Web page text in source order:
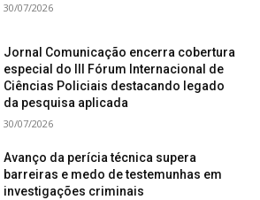
30/07/2026
Jornal Comunicação encerra cobertura
especial do III Fórum Internacional de
Ciências Policiais destacando legado
da pesquisa aplicada
30/07/2026
Avanço da perícia técnica supera
barreiras e medo de testemunhas em
investigações criminais